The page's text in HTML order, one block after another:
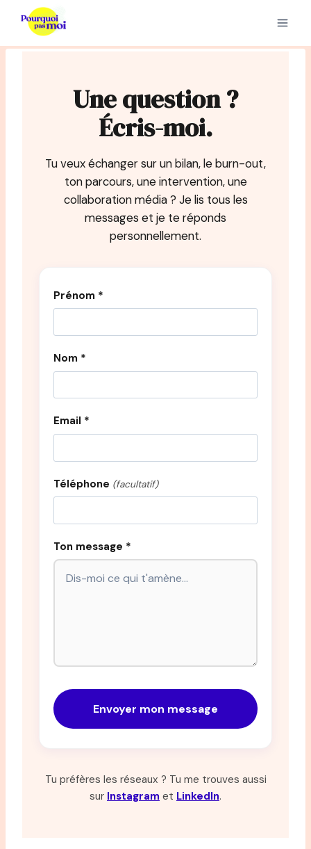
contenu
Une question ?
Écris-moi.
Tu veux échanger sur un bilan, le burn-out,
ton parcours, une intervention, une
collaboration média ? Je lis tous les
messages et je te réponds
personnellement.
Prénom *
Nom *
Email *
Téléphone (facultatif)
Ton message *
Envoyer mon message
Tu préfères les réseaux ? Tu me trouves aussi
sur Instagram et LinkedIn.